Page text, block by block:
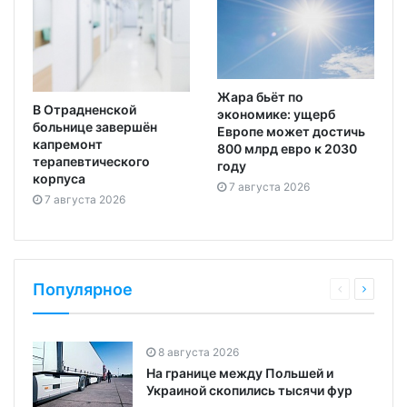
В Отрадненской
больнице завершён
капремонт
терапевтического
корпуса
7 августа 2026
Жара бьёт по
экономике: ущерб
Европе может достичь
800 млрд евро к 2030
году
7 августа 2026
Популярное
8 августа 2026
На границе между Польшей и
Украиной скопились тысячи фур